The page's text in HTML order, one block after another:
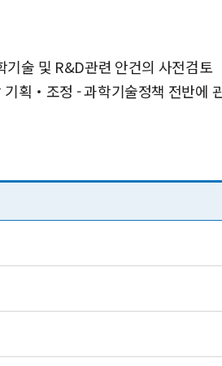
술 및 R&D관련 안건의 사전검토
획‧조정 - 과학기술정책 전반에